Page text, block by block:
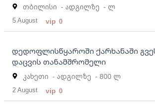
თბილისი - ადგილზე - ლ
5 August vip 0
დედოფლისწყაროში ქარხანაში
დაცვის თანამშრომელი
კახეთი - ადგილზე - 800 ლ
2 August vip 0